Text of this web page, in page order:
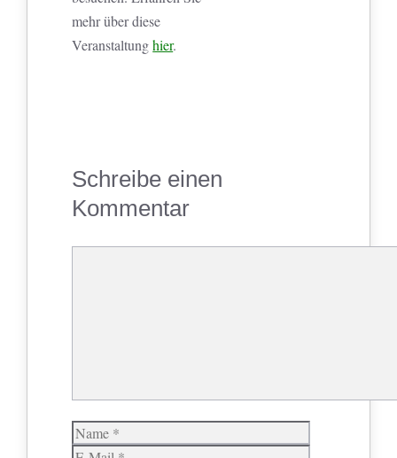
mehr über diese
Veranstaltunghier.
Schreibe einen
Kommentar
Name